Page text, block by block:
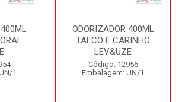
1
ODORIZADOR 400ML
TALCO E CARINHO
LEV&UZE
Código: 12956
Embalagem: UN/1